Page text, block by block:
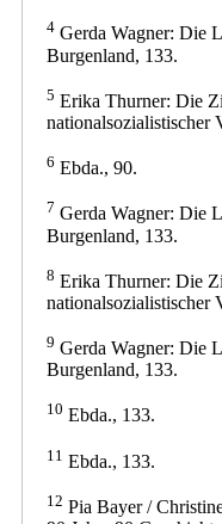
4 Gerda Wagner: Die
Burgenland, 133.
5 Erika Thurner: Die
nationalsozialistischer
6 Ebda., 90.
7 Gerda Wagner: Die
Burgenland, 133.
8 Erika Thurner: Die
nationalsozialistischer
9 Gerda Wagner: Die
Burgenland, 133.
10 Ebda., 133.
11 Ebda., 133.
12 Pia Bayer /